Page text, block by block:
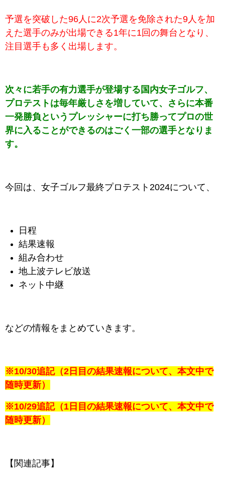
予選を突破した96人に2次予選を免除された9人を加
えた選手のみが出場できる1年に1回の舞台となり、
注目選手も多く出場します。
次々に若手の有力選手が登場する国内女子ゴルフ、
プロテストは毎年厳しさを増していて、さらに本番
一発勝負というプレッシャーに打ち勝ってプロの世
界に入ることができるのはごく一部の選手となりま
す。
今回は、女子ゴルフ最終プロテスト2024について、
日程
結果速報
組み合わせ
地上波テレビ放送
ネット中継
などの情報をまとめていきます。
※10/30追記（2日目の結果速報について、本文中で
随時更新）
※10/29追記（1日目の結果速報について、本文中で
随時更新）
【関連記事】